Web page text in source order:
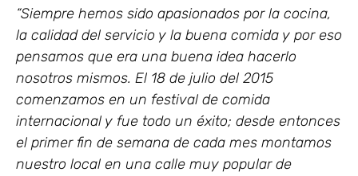
“Siempre hemos sido apasionados por la cocina,
la calidad del servicio y la buena comida y por eso
pensamos que era una buena idea hacerlo
nosotros mismos. El 18 de julio del 2015
comenzamos en un festival de comida
internacional y fue todo un éxito; desde entonces
el primer fin de semana de cada mes montamos
nuestro local en una calle muy popular de